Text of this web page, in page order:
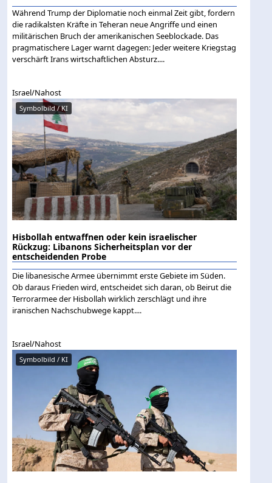
Während Trump der Diplomatie noch einmal Zeit gibt, fordern
die radikalsten Kräfte in Teheran neue Angriffe und einen
militärischen Bruch der amerikanischen Seeblockade. Das
pragmatischere Lager warnt dagegen: Jeder weitere Kriegstag
verschärft Irans wirtschaftlichen Absturz....
Israel/Nahost
Symbolbild / KI
Hisbollah entwaffnen oder kein israelischer
Rückzug: Libanons Sicherheitsplan vor der
entscheidenden Probe
Die libanesische Armee übernimmt erste Gebiete im Süden.
Ob daraus Frieden wird, entscheidet sich daran, ob Beirut die
Terrorarmee der Hisbollah wirklich zerschlägt und ihre
iranischen Nachschubwege kappt....
Israel/Nahost
Symbolbild / KI